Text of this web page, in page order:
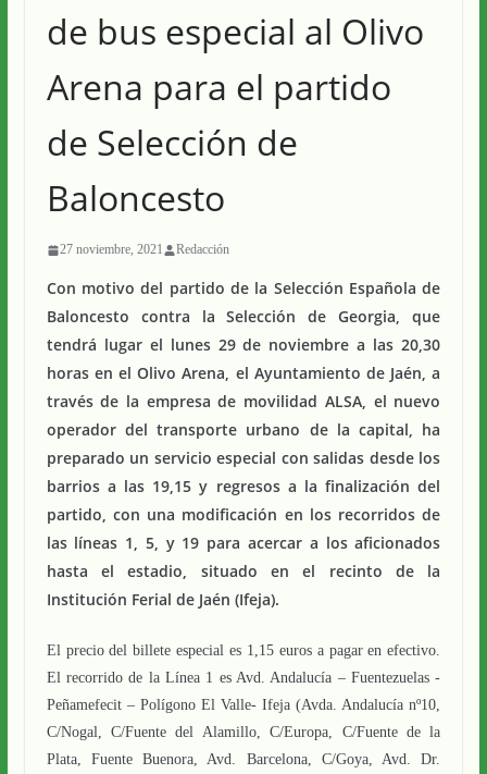
de bus especial al Olivo
Arena para el partido
de Selección de
Baloncesto
27 noviembre, 2021 Redacción
Con motivo del partido de la Selección Española de
Baloncesto contra la Selección de Georgia, que
tendrá lugar el lunes 29 de noviembre a las 20,30
horas en el Olivo Arena, el Ayuntamiento de Jaén, a
través de la empresa de movilidad ALSA, el nuevo
operador del transporte urbano de la capital, ha
preparado un servicio especial con salidas desde los
barrios a las 19,15 y regresos a la finalización del
partido, con una modificación en los recorridos de
las líneas 1, 5, y 19 para acercar a los aficionados
hasta el estadio, situado en el recinto de la
Institución Ferial de Jaén (Ifeja).
El precio del billete especial es 1,15 euros a pagar en efectivo.
El recorrido de la Línea 1 es Avd. Andalucía – Fuentezuelas -
Peñamefecit – Polígono El Valle- Ifeja (Avda. Andalucía nº10,
C/Nogal, C/Fuente del Alamillo, C/Europa, C/Fuente de la
Plata, Fuente Buenora, Avd. Barcelona, C/Goya, Avd. Dr.